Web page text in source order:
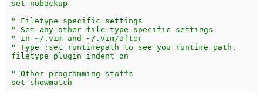
set nobackup
" Filetype specific settings
" Set any other file type specific settings
" in ~/.vim and ~/.vim/after
" Type :set runtimepath to see you runtime path.
filetype plugin indent on
" Other programming staffs
set showmatch